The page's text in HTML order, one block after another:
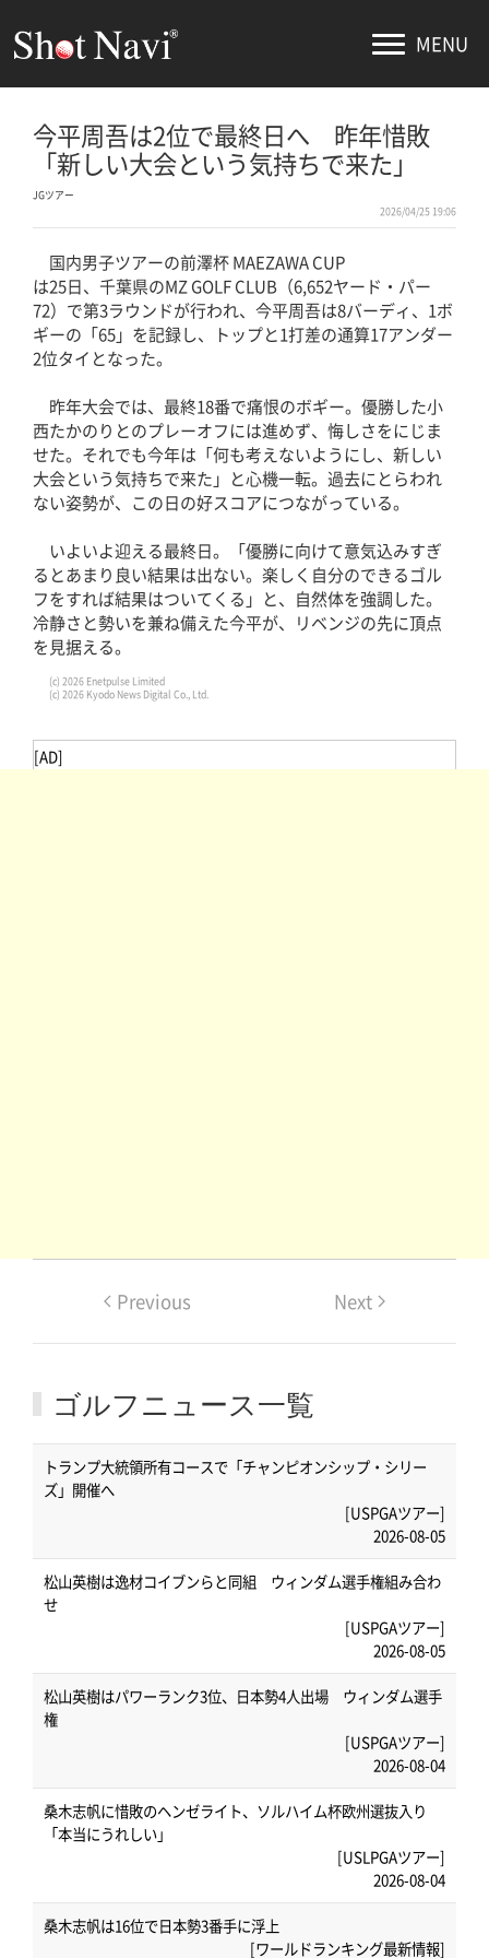
MENU
今平周吾は2位で最終日へ 昨年惜敗
「新しい大会という気持ちで来た」
JGツアー
2026/04/25 19:06
国内男子ツアーの前澤杯 MAEZAWA CUP
は25日、千葉県のMZ GOLF CLUB（6,652ヤード・パー
72）で第3ラウンドが行われ、今平周吾は8バーディ、1ボ
ギーの「65」を記録し、トップと1打差の通算17アンダー
2位タイとなった。
昨年大会では、最終18番で痛恨のボギー。優勝した小
西たかのりとのプレーオフには進めず、悔しさをにじま
せた。それでも今年は「何も考えないようにし、新しい
大会という気持ちで来た」と心機一転。過去にとらわれ
ない姿勢が、この日の好スコアにつながっている。
いよいよ迎える最終日。「優勝に向けて意気込みすぎ
るとあまり良い結果は出ない。楽しく自分のできるゴル
フをすれば結果はついてくる」と、自然体を強調した。
冷静さと勢いを兼ね備えた今平が、リベンジの先に頂点
を見据える。
(c) 2026 Enetpulse Limited
(c) 2026 Kyodo News Digital Co., Ltd.
[AD]
Previous Next
ゴルフニュース一覧
トランプ大統領所有コースで「チャンピオンシップ・シリー
ズ」開催へ
[USPGAツアー]
2026-08-05
松山英樹は逸材コイブンらと同組 ウィンダム選手権組み合わ
せ
[USPGAツアー]
2026-08-05
松山英樹はパワーランク3位、日本勢4人出場 ウィンダム選手
権
[USPGAツアー]
2026-08-04
桑木志帆に惜敗のヘンゼライト、ソルハイム杯欧州選抜入り
「本当にうれしい」
[USLPGAツアー]
2026-08-04
桑木志帆は16位で日本勢3番手に浮上
[ワールドランキング最新情報]